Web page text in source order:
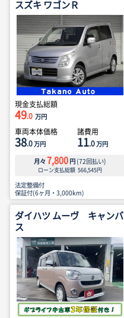
スズキ ワゴンＲ
現金支払総額
49.0 万円
車両本体価格
38.0万円
諸費用
11.0万円
月々 7,800 円 (72回払い)
ローン支払総額 566,545円
法定整備付
保証付(6ヶ月・3,000km)
ダイハツ ムーヴ キャンバ
ス